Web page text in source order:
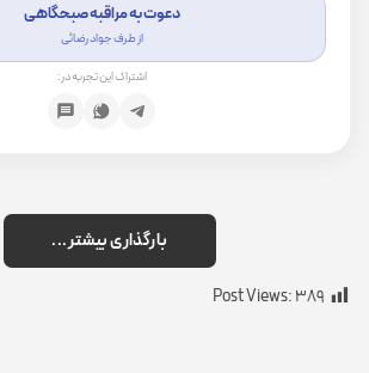
دعوت به مراقبه صبحگاهی
از طرف جواد رضائی
اشتراک این تجربه در:
بارگذاری بیشتر...
Post Views:389